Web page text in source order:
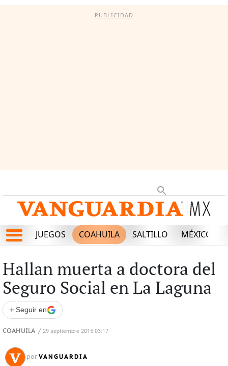
PUBLICIDAD
JUEGOS COAHUILA SALTILLO MÉXICO
Hallan muerta a doctora del
Seguro Social en La Laguna
+ Seguir en
COAHUILA / 29 septiembre 2015 03:17
por VANGUARDIA